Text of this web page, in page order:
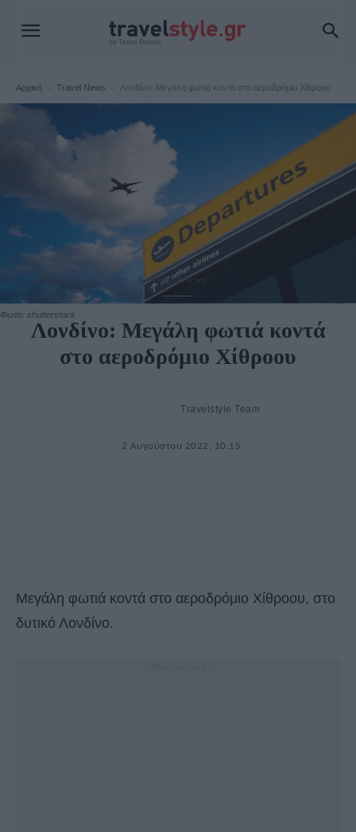
Αρχική Travel News Λονδίνο: Μεγάλη φωτιά κοντά στο αεροδρόμιο Χίθροου
Φωτο: shutterstock
Travel News
Λονδίνο: Μεγάλη φωτιά κοντά
στο αεροδρόμιο Χίθροου
Travelstyle Team
2 Αυγούστου 2022, 10:15
Μεγάλη φωτιά κοντά στο αεροδρόμιο Χίθροου, στο
δυτικό Λονδίνο.